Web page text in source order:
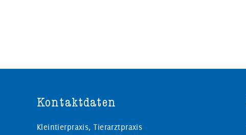
Kontaktdaten
Kleintierpraxis, Tierarztpraxis